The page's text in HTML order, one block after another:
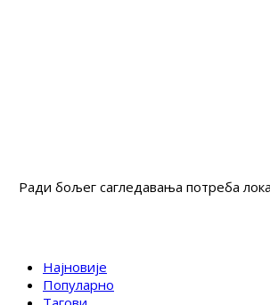
Ради бољег сагледавања потреба
Најновије
Популарно